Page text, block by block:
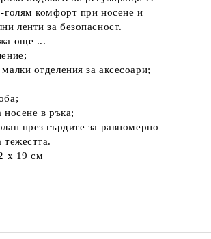
голям комфорт при носене и
ленти за безопасност.
още ...
отделения за аксесоари;
носене в ръка;
през гърдите за равномерно
тежестта.
х 19 см